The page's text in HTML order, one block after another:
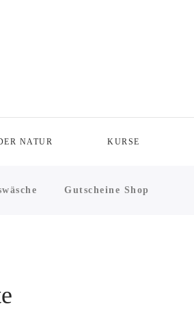
NATUR KURSE
Gutscheine Shop